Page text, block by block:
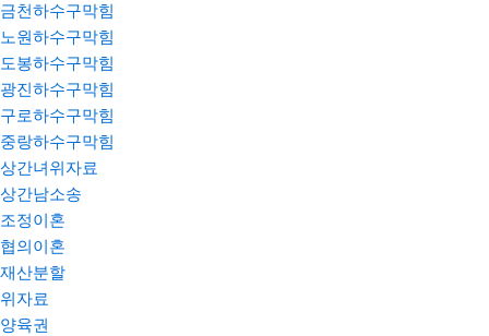
금천하수구막힘
노원하수구막힘
도봉하수구막힘
광진하수구막힘
구로하수구막힘
중랑하수구막힘
상간녀위자료
상간남소송
조정이혼
협의이혼
재산분할
위자료
양육권